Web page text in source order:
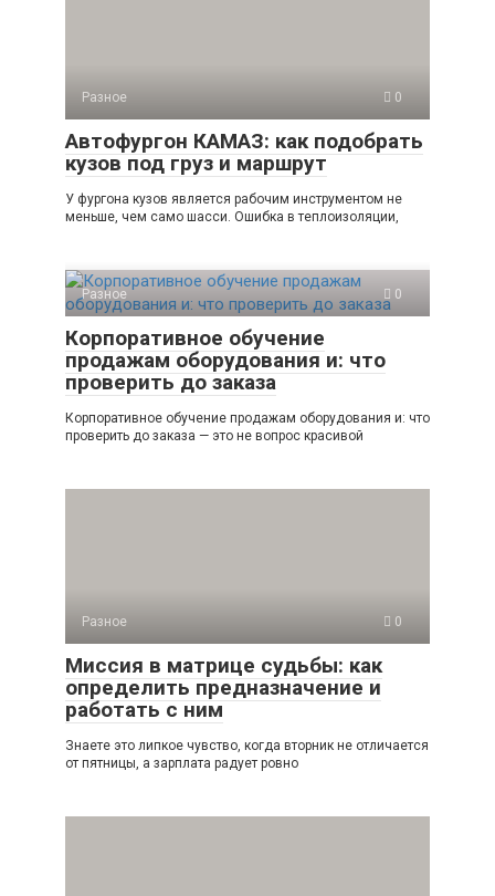
Разное 0
Автофургон КАМАЗ: как подобрать
кузов под груз и маршрут
У фургона кузов является рабочим инструментом не
меньше, чем само шасси. Ошибка в теплоизоляции,
Разное 0
Корпоративное обучение
продажам оборудования и: что
проверить до заказа
Корпоративное обучение продажам оборудования и: что
проверить до заказа — это не вопрос красивой
Разное 0
Миссия в матрице судьбы: как
определить предназначение и
работать с ним
Знаете это липкое чувство, когда вторник не отличается
от пятницы, а зарплата радует ровно